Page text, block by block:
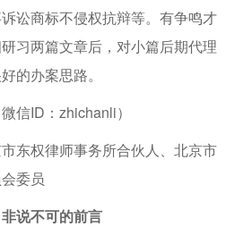
讼商标不侵权抗辩等。有争鸣才
习两篇文章后，对小篇后期代理
的办案思路。
ID：zhichanli）
权律师事务所合伙人、北京市
委员
说不可的前言